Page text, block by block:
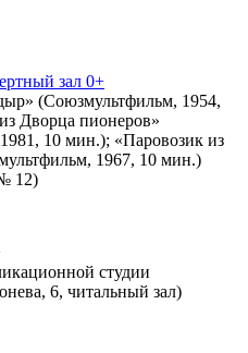
зал 0+
(Союзмультфильм, 1954,
Дворца пионеров»
10 мин.); «Паровозик из
1967, 10 мин.)
12)
студии
6, читальный зал)